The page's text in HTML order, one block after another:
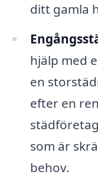
ditt gamla
hjälp med
en
efter en
som är
behov.